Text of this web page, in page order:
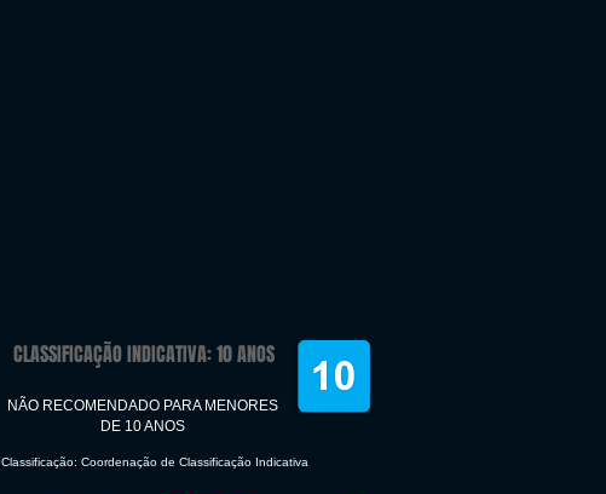
CLASSIFICAÇÃO INDICATIVA: 10 ANOS
NÃO RECOMENDADO PARA MENORES
DE 10 ANOS
Classificação: Coordenação de Classificação Indicativa